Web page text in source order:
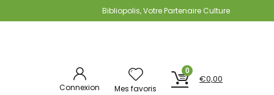
Bibliopolis, Votre Partenaire Culture
Connexion Mes favoris
0
€0,00